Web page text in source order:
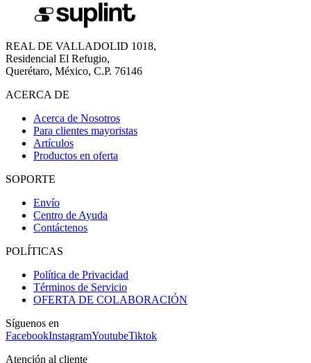
REAL DE VALLADOLID 1018,
Residencial El Refugio,
Querétaro, México, C.P. 76146
ACERCA DE
Acerca de Nosotros
Para clientes mayoristas
Artículos
Productos en oferta
SOPORTE
Envío
Centro de Ayuda
Contáctenos
POLÍTICAS
Política de Privacidad
Términos de Servicio
OFERTA DE COLABORACIÓN
Síguenos en
FacebookInstagramYoutubeTiktok
Atención al cliente